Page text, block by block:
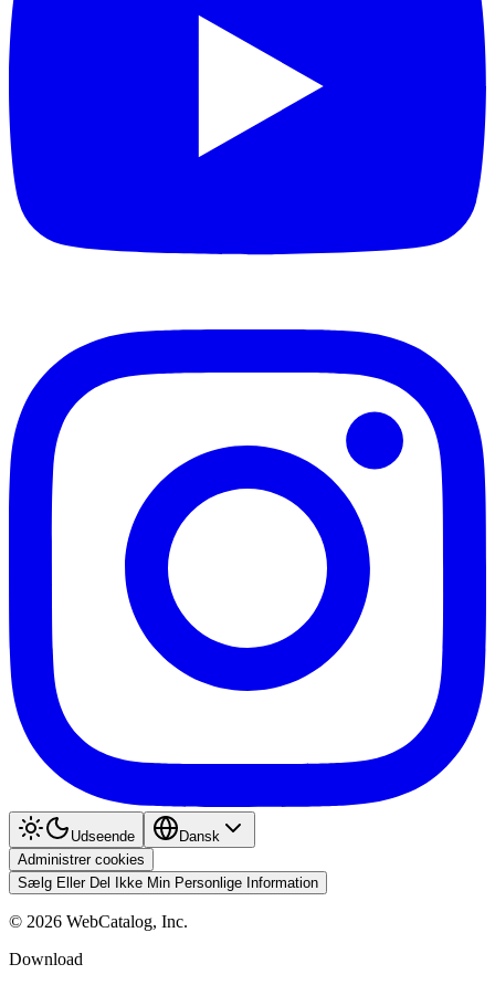
Udseende
Dansk
Administrer cookies
Sælg Eller Del Ikke Min Personlige Information
© 2026 WebCatalog, Inc.
Download